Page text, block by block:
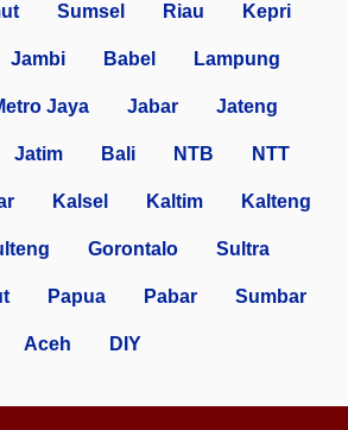
Sumsel Riau Kepri
Jambi Babel Lampung
Jaya Jabar Jateng
Jatim Bali NTB NTT
Kalsel Kaltim Kalteng
Gorontalo Sultra
Papua Pabar Sumbar
Aceh DIY